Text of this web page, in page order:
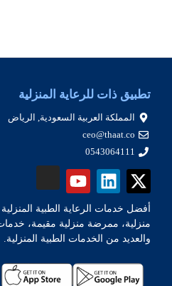
تطبيق ذات للرعاية المنزلية
المملكة العربية السعودية, الرياض
ceo@thaat.co
0543064111
أفضل خدمات الرعاية الطبية
منزلية، ممرضة منزلية مقيمة،
والعديد من الخدمات الطبية المنزلية.